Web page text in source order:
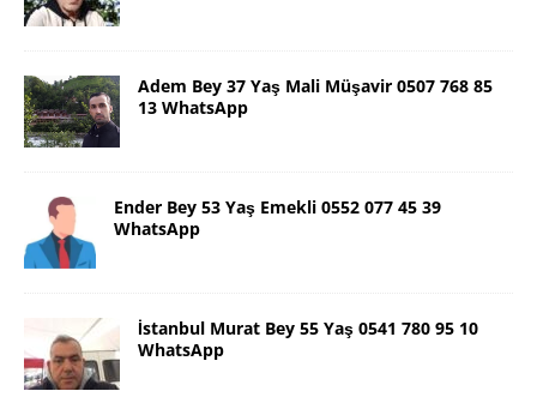
Adem Bey 37 Yaş Mali Müşavir 0507 768 85
13 WhatsApp
Ender Bey 53 Yaş Emekli 0552 077 45 39
WhatsApp
İstanbul Murat Bey 55 Yaş 0541 780 95 10
WhatsApp